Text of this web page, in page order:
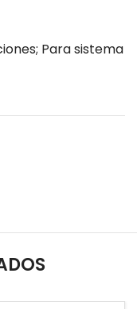
Para sistema